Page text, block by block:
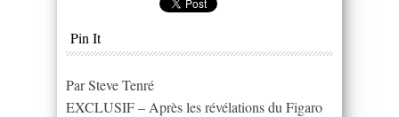
Pin It
Par Steve Tenré
EXCLUSIF – Après les révélations du Figaro